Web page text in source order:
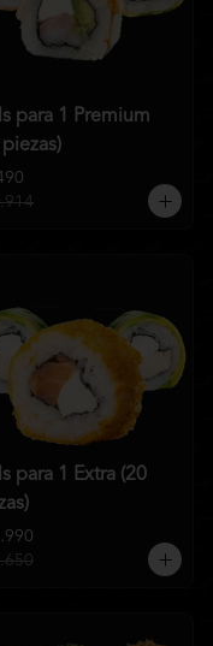
para 1 Premium
para 1 Extra (20